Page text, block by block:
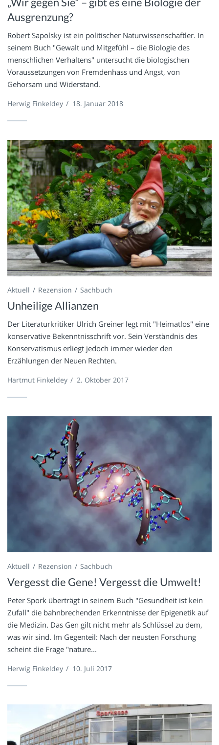
Ausgrenzung?
Robert Sapolsky ist ein politischer Naturwissenschaftler. In
seinem Buch "Gewalt und Mitgefühl – die Biologie des
menschlichen Verhaltens" untersucht die biologischen
Voraussetzungen von Fremdenhass und Angst, von
Gehorsam und Widerstand.
Herwig Finkeldey / 18. Januar 2018
Aktuell Rezension Sachbuch
Unheilige Allianzen
Der Literaturkritiker Ulrich Greiner legt mit "Heimatlos" eine
konservative Bekenntnisschrift vor. Sein Verständnis des
Konservatismus erliegt jedoch immer wieder den
Erzählungen der Neuen Rechten.
Hartmut Finkeldey / 2. Oktober 2017
Aktuell Rezension Sachbuch
Vergesst die Gene! Vergesst die Umwelt!
Peter Spork überträgt in seinem Buch "Gesundheit ist kein
Zufall" die bahnbrechenden Erkenntnisse der Epigenetik auf
die Medizin. Das Gen gilt nicht mehr als Schlüssel zu dem,
was wir sind. Im Gegenteil: Nach der neusten Forschung
scheint die Frage "nature...
Herwig Finkeldey / 10. Juli 2017